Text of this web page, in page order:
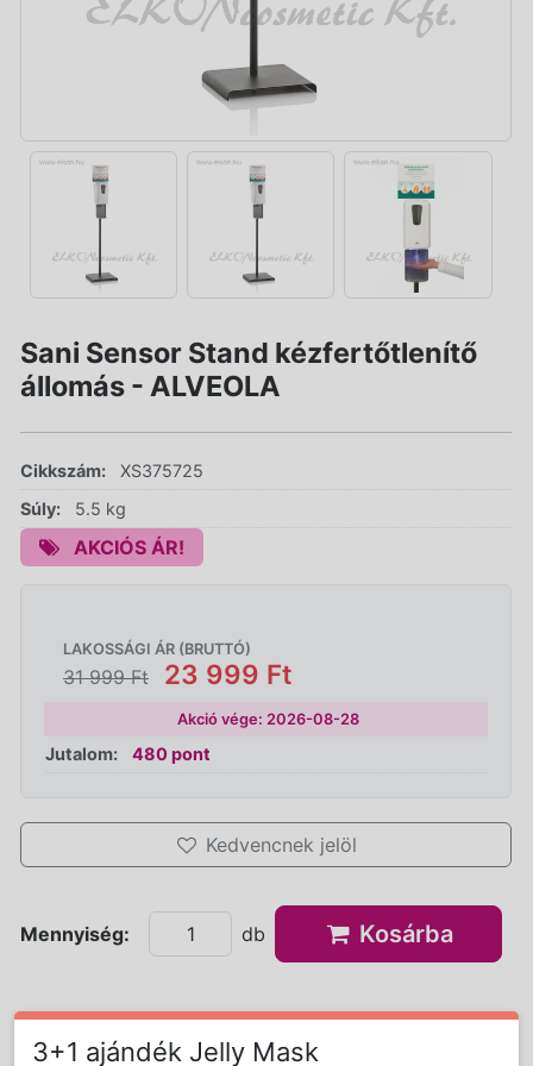
Sani Sensor Stand kézfertőtlenítő
állomás - ALVEOLA
Cikkszám:
XS375725
Súly:
5.5 kg
AKCIÓS ÁR!
LAKOSSÁGI ÁR (BRUTTÓ)
31 999 Ft 23 999 Ft
Akció vége: 2026-08-28
Jutalom: 480 pont
Kedvencnek jelöl
Mennyiség: db Kosárba
3+1 ajándék Jelly Mask